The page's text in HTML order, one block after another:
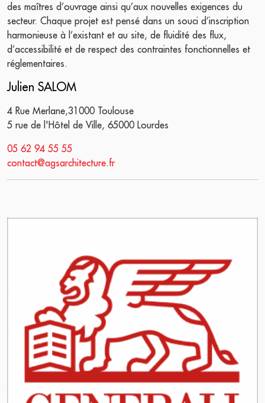
des maîtres d’ouvrage ainsi qu’aux nouvelles exigences du
secteur. Chaque projet est pensé dans un souci d’inscription
harmonieuse à l’existant et au site, de fluidité des flux,
d’accessibilité et de respect des contraintes fonctionnelles et
réglementaires.
Julien SALOM
4 Rue Merlane,31000 Toulouse
5 rue de l'Hôtel de Ville, 65000 Lourdes
05 62 94 55 55
contact@agsarchitecture.fr